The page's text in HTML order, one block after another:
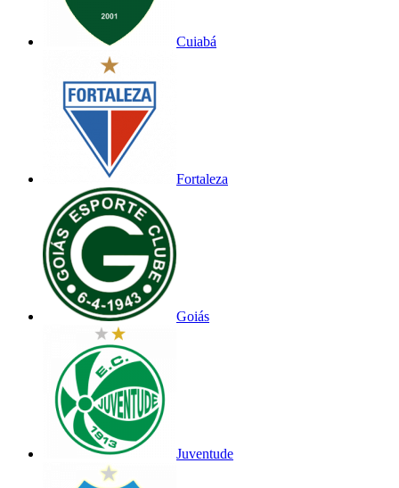
Cuiabá
Fortaleza
Goiás
Juventude